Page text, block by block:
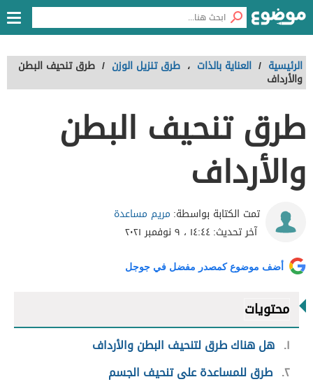
الرئيسية / العناية بالذات ، طرق تنزيل الوزن / طرق تنحيف البطن
والأرداف
طرق تنحيف البطن
والأرداف
تمت الكتابة بواسطة: مريم مساعدة
آخر تحديث:١٤:٤٤ ، ٩ نوفمبر ٢٠٢١
أضف موضوع كمصدر مفضل في جوجل
محتويات
١ هل هناك طرق لتنحيف البطن والأرداف
٢ طرق للمساعدة على تنحيف الجسم